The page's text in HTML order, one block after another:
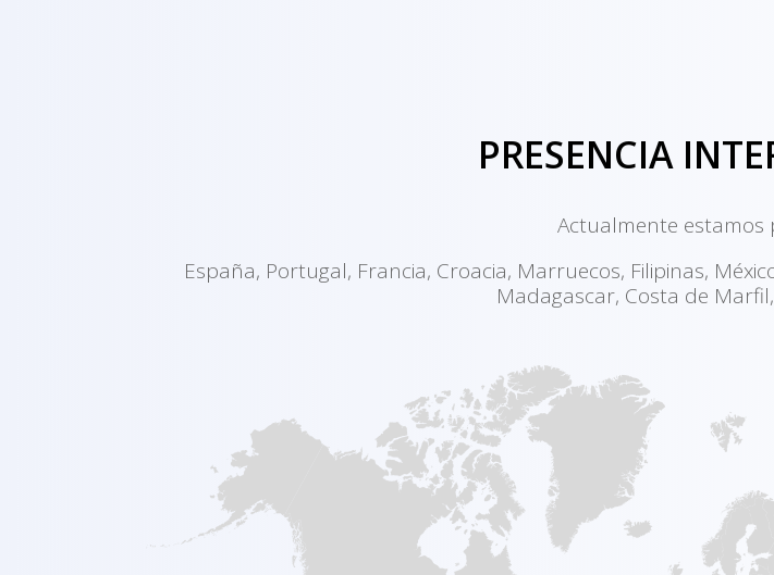
PRESENCIA
Actualmente estamos
España, Portugal, Francia, Croacia, Marruecos, Filipinas,
Madagascar, Costa de